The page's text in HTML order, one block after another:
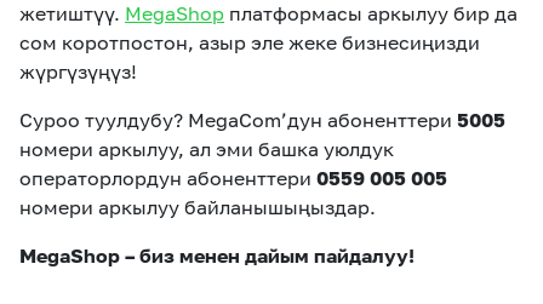
жетиштүү. MegaShop платформасы аркылуу бир да
сом коротпостон, азыр эле жеке бизнесиңизди
жүргүзүңүз!
Суроо туулдубу? MegaCom’дун абоненттери 5005
номери аркылуу, ал эми башка уюлдук
операторлордун абоненттери 0559 005 005
номери аркылуу байланышыңыздар.
MegaShop – биз менен дайым пайдалуу!